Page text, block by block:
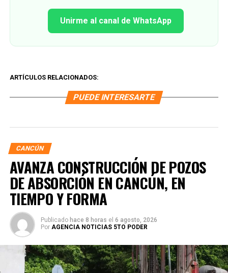
Unirme al canal de WhatsApp
ARTÍCULOS RELACIONADOS:
PUEDE INTERESARTE
CANCÚN
AVANZA CONSTRUCCIÓN DE POZOS
DE ABSORCIÓN EN CANCÚN, EN
TIEMPO Y FORMA
Publicado hace 8 horas el 6 agosto, 2026
Por AGENCIA NOTICIAS 5TO PODER